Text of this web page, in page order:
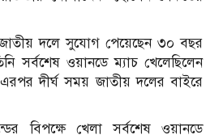
জাতীয় দলে সুযোগ পেয়েছেন ৩০ বছর
সর্বশেষ ওয়ানডে ম্যাচ খেলেছিলেন
দীর্ঘ সময় জাতীয় দলের বাইরে
বিপক্ষে খেলা সর্বশেষ ওয়ানডে